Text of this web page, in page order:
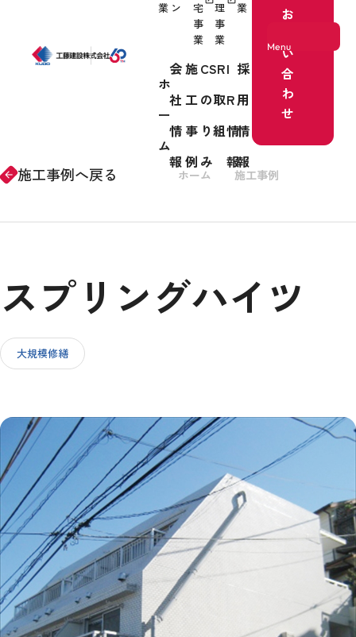
Menu
施工事例
CSRの取り組み
IR情報
採用情報
お問い合わせ
業 ン
宅
事
業
理
事
業
業
ホ
ー
ム
会
社
情
報
施
工
事
例
CSR
の取
り組
み
I
R
情
報
採
用
情
報
お
い
合
わ
せ
arrow_forward 施工事例へ戻る ホーム 施工事例
スプリングハイツ
大規模修繕